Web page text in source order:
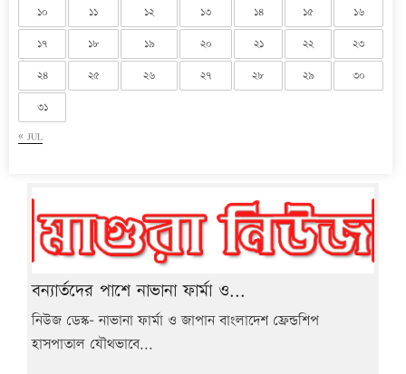
« JUL
১০ ১১ ১২ ১৩ ১৪ ১৫ ১৬
১৭ ১৮ ১৯ ২০ ২১ ২২ ২৩
২৪ ২৫ ২৬ ২৭ ২৮ ২৯ ৩০
৩১
বন্যার্তদের পাশে নাভানা ফার্মা ও...
নিউজ ডেস্ক- নাভানা ফার্মা ও জাপান বাংলাদেশ ফ্রেন্ডশিপ
হাসপাতাল যৌথভাবে...